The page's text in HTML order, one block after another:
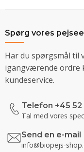
Spørg vores
Har du spørgsmål til
igangværende ordre
kundeservice.
Telefon +45 52
Tal med vores
Send en e-mail
info@biopejs-